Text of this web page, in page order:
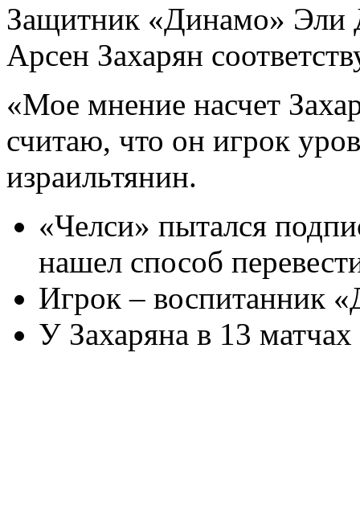
Защитник «Динамо» Эли
Арсен Захарян
«Мое мнение насчет
считаю, что он игрок
израильтянин.
«Челси» пытался
нашел способ
Игрок – воспитанник
У Захаряна в 13